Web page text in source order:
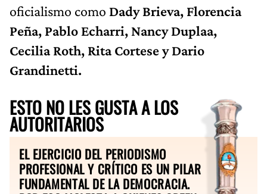
oficialismo como Dady Brieva, Florencia
Peña, Pablo Echarri, Nancy Duplaa,
Cecilia Roth, Rita Cortese y Dario
Grandinetti.
ESTO NO LES GUSTA A LOS
AUTORITARIOS
EL EJERCICIO DEL PERIODISMO
PROFESIONAL Y CRÍTICO ES UN PILAR
FUNDAMENTAL DE LA DEMOCRACIA.